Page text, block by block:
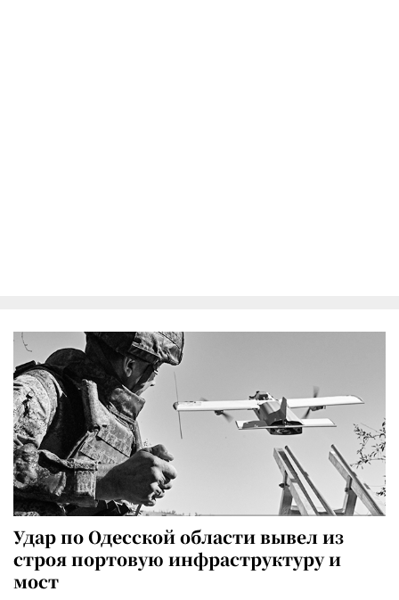
Удар по Одесской области вывел из
строя портовую инфраструктуру и
мост